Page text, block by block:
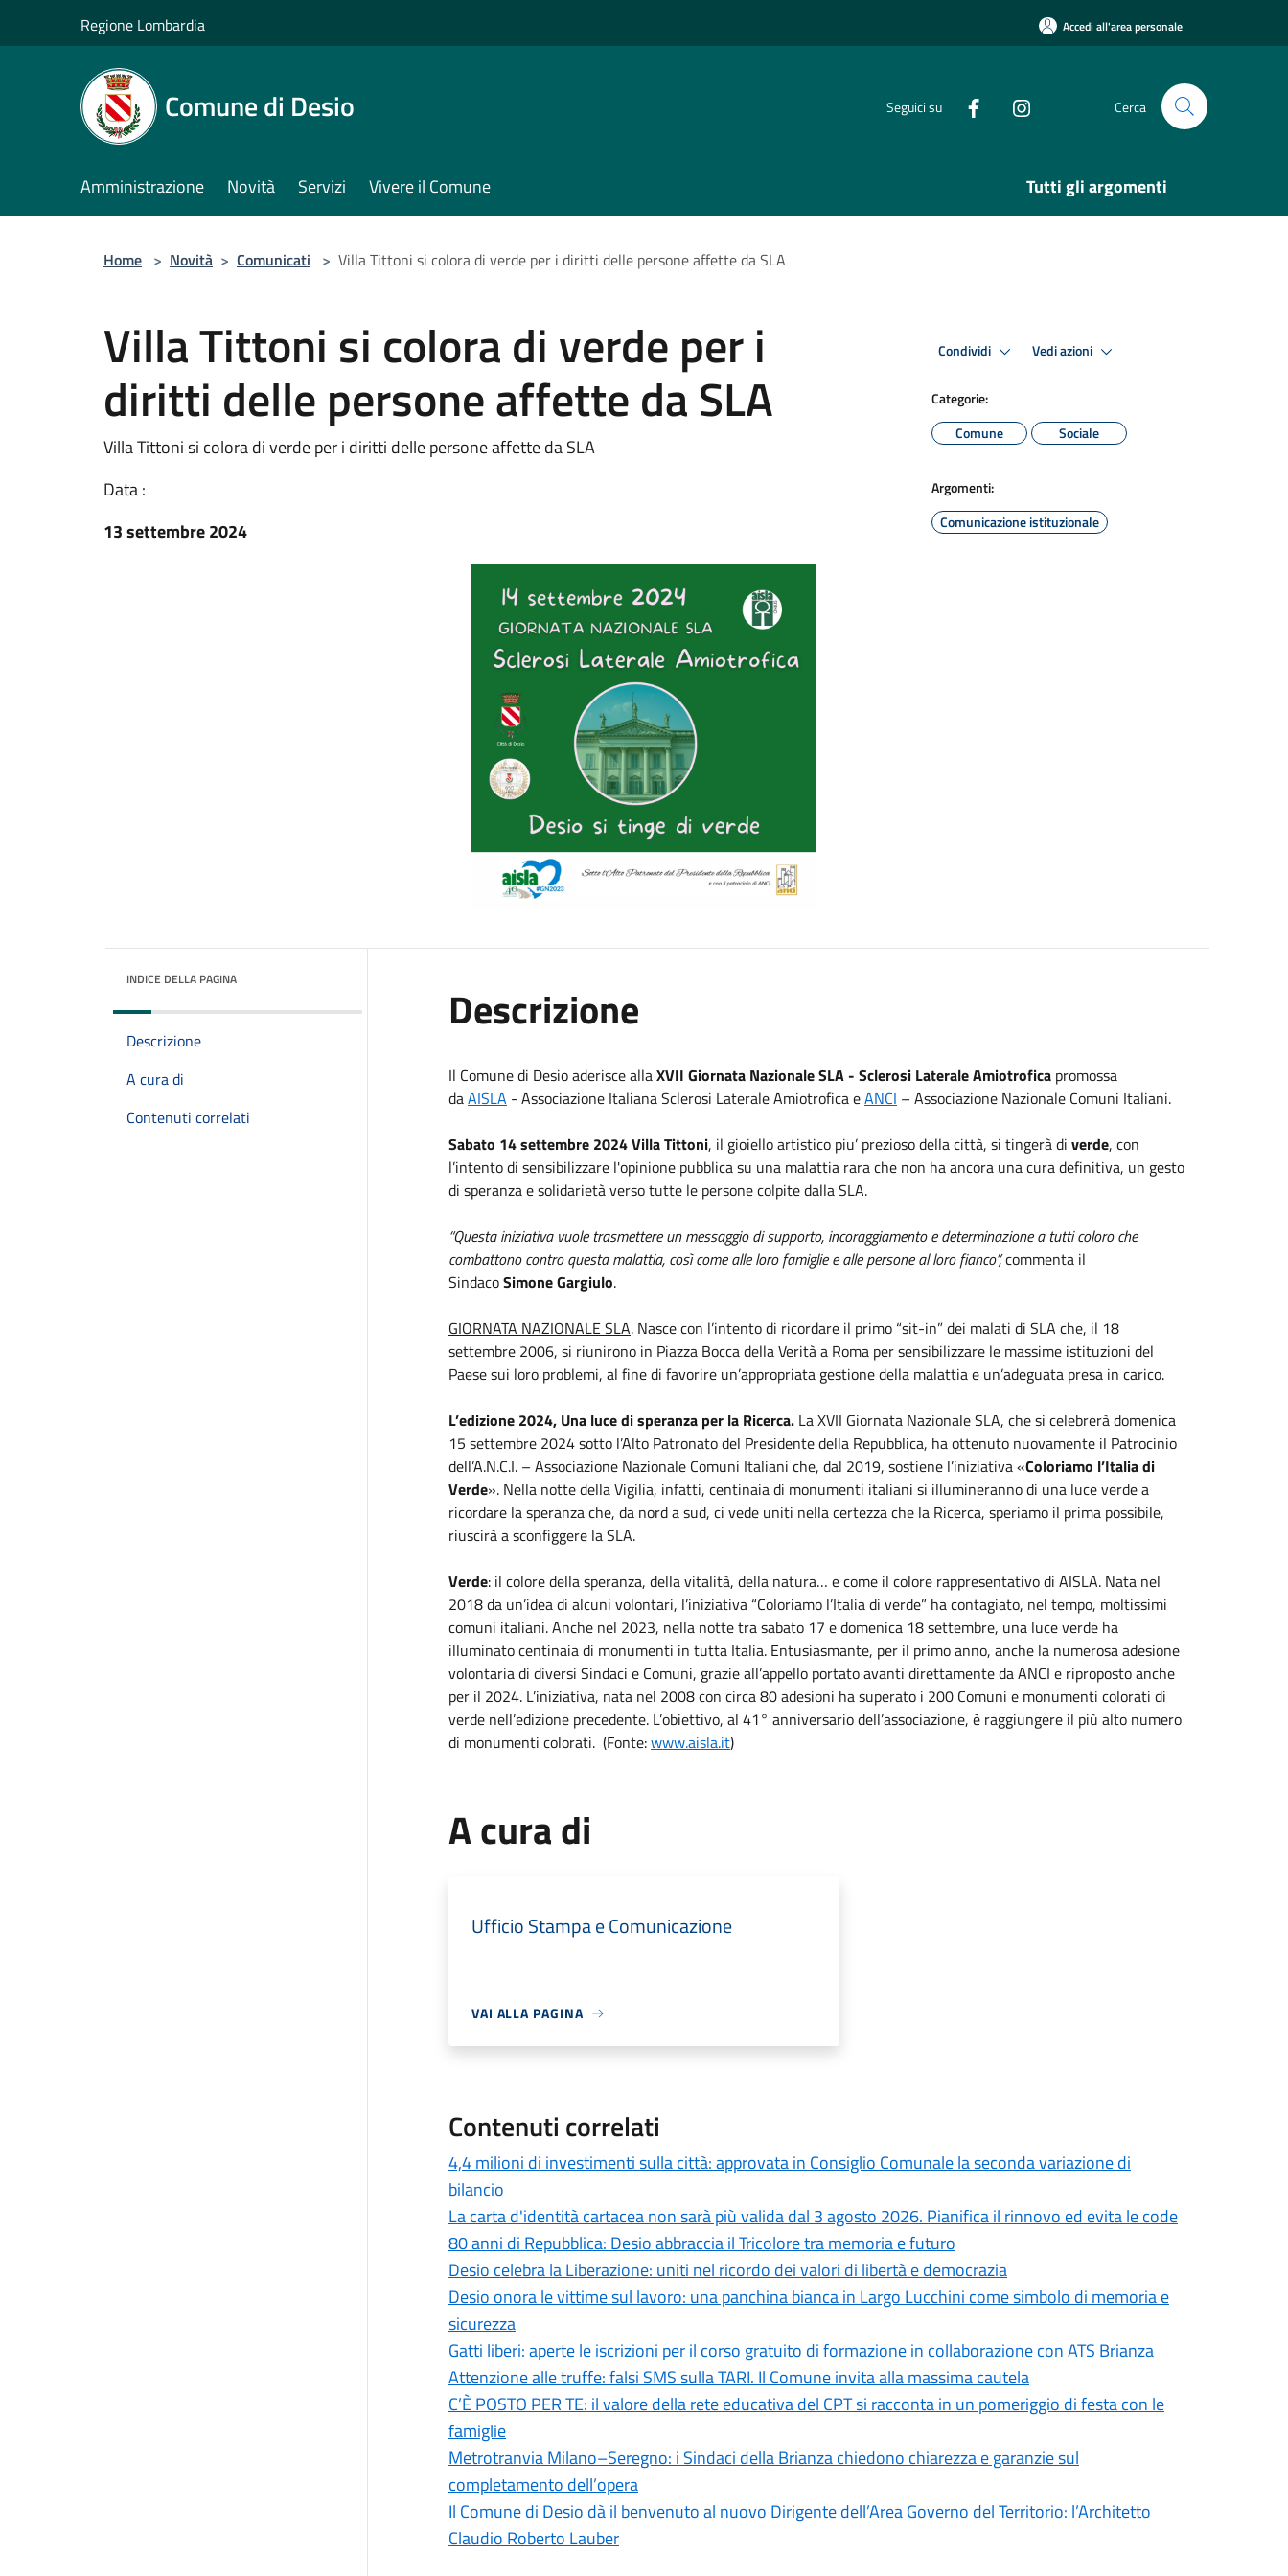
Regione Lombardia Accedi all'area personale
Comune di Desio Seguici su Cerca
Amministrazione Novità Servizi Vivere il Comune Tutti gli argomenti
Home > Novità > Comunicati > Villa Tittoni si colora di verde per i diritti delle persone affette da SLA
Villa Tittoni si colora di verde per i
diritti delle persone affette da SLA
Villa Tittoni si colora di verde per i diritti delle persone affette da SLA
Data :
13 settembre 2024
Condividi Vedi azioni
Categorie:
Comune
Sociale
Argomenti:
Comunicazione istituzionale
INDICE DELLA PAGINA
Descrizione
A cura di
Contenuti correlati
Descrizione
Il Comune di Desio aderisce allaXVII Giornata Nazionale SLA - Sclerosi Laterale Amiotroficapromossa
daAISLA - Associazione Italiana Sclerosi Laterale Amiotrofica eANCI – Associazione Nazionale Comuni Italiani.
Sabato 14 settembre 2024Villa Tittoni, il gioiello artistico piu’ prezioso della città, si tingerà di verde, con
l’intento di sensibilizzare l'opinione pubblica su una malattia rara che non ha ancora una cura definitiva, un gesto
di speranza e solidarietà verso tutte le persone colpite dalla SLA.
“Questa iniziativa vuole trasmettere un messaggio di supporto, incoraggiamento e determinazione a tutti coloro che
combattono contro questa malattia, così come alle loro famiglie e alle persone al loro fianco”,commenta il
SindacoSimone Gargiulo.
GIORNATA NAZIONALE SLA. Nasce con l’intento di ricordare il primo “sit-in” dei malati di SLA che, il 18
settembre 2006, si riunirono in Piazza Bocca della Verità a Roma per sensibilizzare le massime istituzioni del
Paese sui loro problemi, al fine di favorire un’appropriata gestione della malattia e un’adeguata presa in carico.
L’edizione 2024, Una luce di speranza per la Ricerca. La XVII Giornata Nazionale SLA, che si celebrerà domenica
15 settembre 2024 sotto l’Alto Patronato del Presidente della Repubblica, ha ottenuto nuovamente il Patrocinio
dell’A.N.C.I. – Associazione Nazionale Comuni Italiani che, dal 2019, sostiene l’iniziativa «Coloriamo l’Italia di
Verde». Nella notte della Vigilia, infatti, centinaia di monumenti italiani si illumineranno di una luce verde a
ricordare la speranza che, da nord a sud, ci vede uniti nella certezza che la Ricerca, speriamo il prima possibile,
riuscirà a sconfiggere la SLA.
Verde: il colore della speranza, della vitalità, della natura… e come il colore rappresentativo di AISLA. Nata nel
2018 da un’idea di alcuni volontari, l’iniziativa “Coloriamo l’Italia di verde” ha contagiato, nel tempo, moltissimi
comuni italiani. Anche nel 2023, nella notte tra sabato 17 e domenica 18 settembre, una luce verde ha
illuminato centinaia di monumenti in tutta Italia. Entusiasmante, per il primo anno, anche la numerosa adesione
volontaria di diversi Sindaci e Comuni, grazie all’appello portato avanti direttamente da ANCI e riproposto anche
per il 2024. L’iniziativa, nata nel 2008 con circa 80 adesioni ha superato i 200 Comuni e monumenti colorati di
verde nell’edizione precedente. L’obiettivo, al 41° anniversario dell’associazione, è raggiungere il più alto numero
di monumenti colorati. (Fonte:www.aisla.it)
A cura di
Ufficio Stampa e Comunicazione
VAI ALLA PAGINA
Contenuti correlati
4,4 milioni di investimenti sulla città: approvata in Consiglio Comunale la seconda variazione di
bilancio
La carta d'identità cartacea non sarà più valida dal 3 agosto 2026. Pianifica il rinnovo ed evita le code
80 anni di Repubblica: Desio abbraccia il Tricolore tra memoria e futuro
Desio celebra la Liberazione: uniti nel ricordo dei valori di libertà e democrazia
Desio onora le vittime sul lavoro: una panchina bianca in Largo Lucchini come simbolo di memoria e
sicurezza
Gatti liberi: aperte le iscrizioni per il corso gratuito di formazione in collaborazione con ATS Brianza
Attenzione alle truffe: falsi SMS sulla TARI. Il Comune invita alla massima cautela
C’È POSTO PER TE: il valore della rete educativa del CPT si racconta in un pomeriggio di festa con le
famiglie
Metrotranvia Milano–Seregno: i Sindaci della Brianza chiedono chiarezza e garanzie sul
completamento dell’opera
Il Comune di Desio dà il benvenuto al nuovo Dirigente dell’Area Governo del Territorio: l’Architetto
Claudio Roberto Lauber